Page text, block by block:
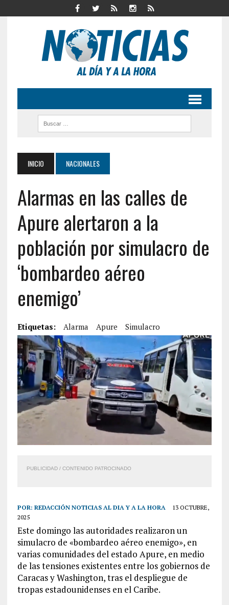
INICIO NACIONALES
Alarmas en las calles de
Apure alertaron a la
población por simulacro de
‘bombardeo aéreo
enemigo’
Etiquetas: Alarma Apure Simulacro
PUBLICIDAD / CONTENIDO PATROCINADO
POR: REDACCIÓN NOTICIAS AL DIA Y A LA HORA
13 OCTUBRE,
2025
Este domingo las autoridades realizaron un
simulacro de «bombardeo aéreo enemigo», en
varias comunidades del estado Apure, en medio
de las tensiones existentes entre los gobiernos de
Caracas y Washington, tras el despliegue de
tropas estadounidenses en el Caribe.